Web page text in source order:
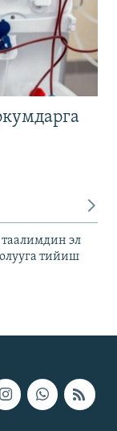
эл
тийиш